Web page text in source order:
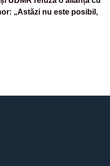
„Astăzi nu este posibil,